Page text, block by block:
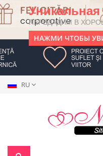
ПЕРЕДАДИМ В
НАЖМИ ЧТОБЫ
RU